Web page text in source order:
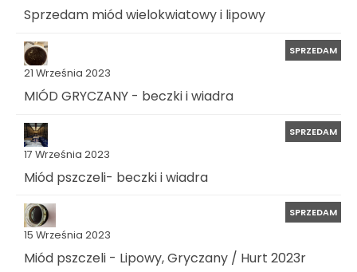
Sprzedam miód wielokwiatowy i lipowy
21 Września 2023
SPRZEDAM
MIÓD GRYCZANY - beczki i wiadra
17 Września 2023
SPRZEDAM
Miód pszczeli- beczki i wiadra
15 Września 2023
SPRZEDAM
Miód pszczeli - Lipowy, Gryczany / Hurt 2023r